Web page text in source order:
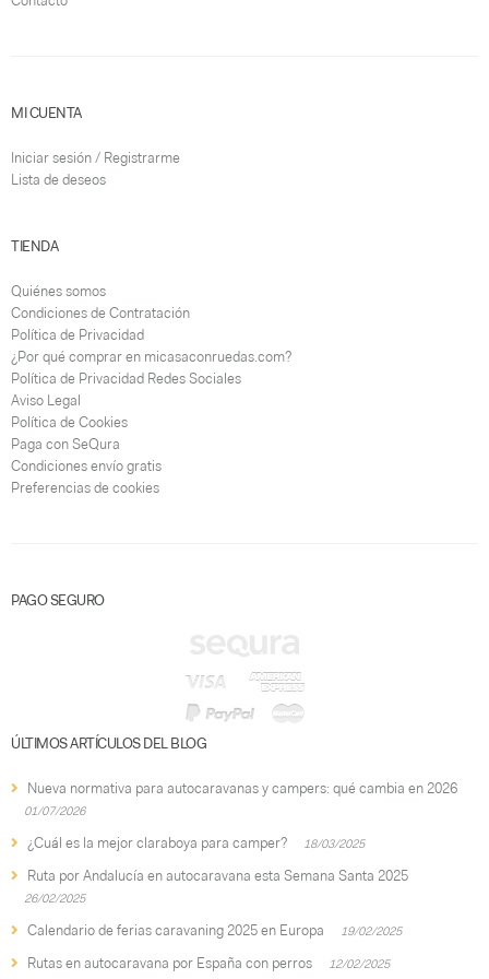
MI CUENTA
Iniciar sesión / Registrarme
Lista de deseos
TIENDA
Quiénes somos
Condiciones de Contratación
Política de Privacidad
¿Por qué comprar en micasaconruedas.com?
Política de Privacidad Redes Sociales
Aviso Legal
Política de Cookies
Paga con SeQura
Condiciones envío gratis
Preferencias de cookies
PAGO SEGURO
ÚLTIMOS ARTÍCULOS DEL BLOG
Nueva normativa para autocaravanas y campers: qué cambia en 2026
01/07/2026
¿Cuál es la mejor claraboya para camper? 18/03/2025
Ruta por Andalucía en autocaravana esta Semana Santa 2025
26/02/2025
Calendario de ferias caravaning 2025 en Europa 19/02/2025
Rutas en autocaravana por España con perros 12/02/2025